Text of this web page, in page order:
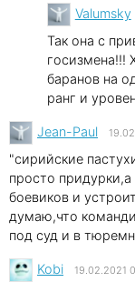
Valumsky
Так она с
госизмена!!!
баранов на
ранг и
Jean-Paul
"сирийские
просто
боевиков и
думаю,что
под суд и в
Kobi 19.02.2021